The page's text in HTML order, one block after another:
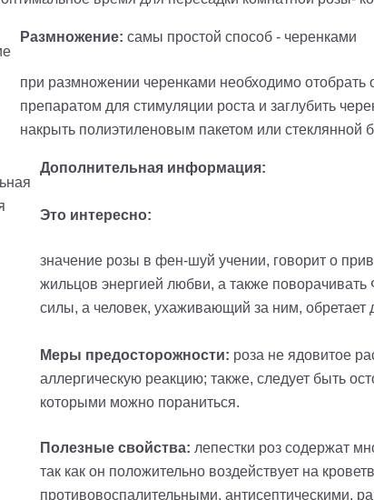
Размножение: самы простой способ - черенками
при размножении черенками необходимо
препаратом для стимуляции роста и заглубить
накрыть полиэтиленовым пакетом или стеклянной
Дополнительная информация:
Это интересно:
значение розы в фен-шуй учении, говорит о
жильцов энергией любви, а также
силы, а человек, ухаживающий за ним,
Меры предосторожности: роза не ядовитое
аллергическую реакцию; также, следует быть
которыми можно пораниться.
Полезные свойства: лепестки роз содержат
так как он положительно воздействует на
противовоспалительными, антисептическими,